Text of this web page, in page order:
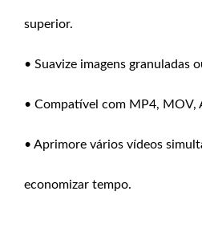
superior.
• Suavize imagens granuladas
• Compatível com MP4, MOV,
• Aprimore vários vídeos
economizar tempo.